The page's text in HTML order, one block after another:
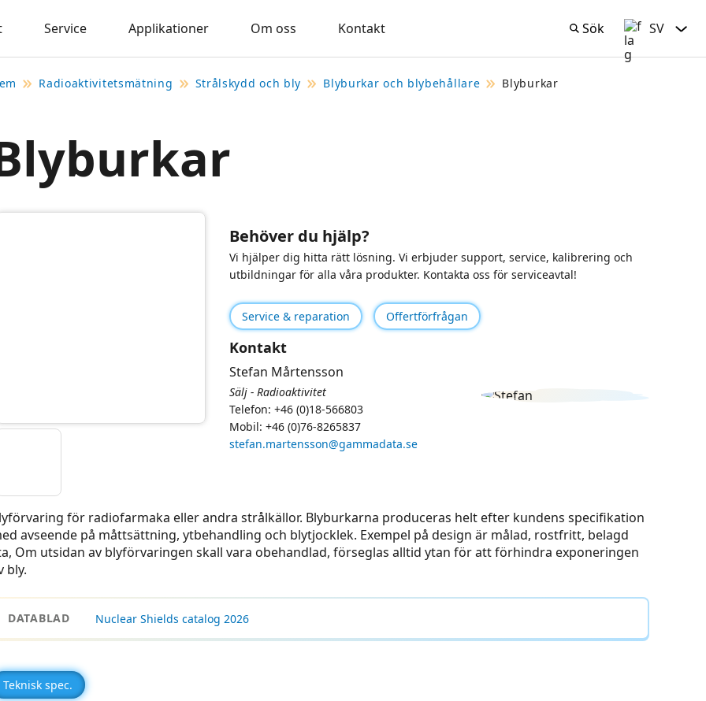
Service Applikationer Om oss Kontakt Sök
Sök Svenska
SV
Radioaktivitetsmätning Strålskydd och bly Blyburkar och blybehållare Blyburkar
Behöver du hjälp?
Vi hjälper dig hitta rätt lösning. Vi erbjuder support, service, kalibrering och
utbildningar för alla våra produkter. Kontakta oss för serviceavtal!
Service & reparation Offertförfrågan
för radiofarmaka eller andra strålkällor. Blyburkarna produceras helt efter kundens specifikation
avseende på måttsättning, ytbehandling och blytjocklek. Exempel på design är målad, rostfritt, belagd
Om utsidan av blyförvaringen skall vara obehandlad, förseglas alltid ytan för att förhindra exponeringen
bly.
DATABLAD Nuclear Shields catalog 2026
Kontakt
Stefan Mårtensson
Sälj - Radioaktivitet
Telefon: +46 (0)18-566803
Mobil: +46 (0)76-8265837
stefan.martensson@gammadata.se
Teknisk spec.